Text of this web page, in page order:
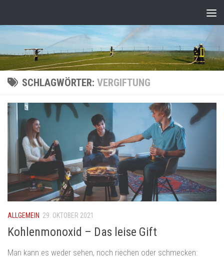
SCHLAGWÖRTER: VERGIFTUNG
ALLGEMEIN 29. OKTOBER 2021
Kohlenmonoxid – Das leise Gift
Man kann es weder sehen, noch riechen oder schmecken: